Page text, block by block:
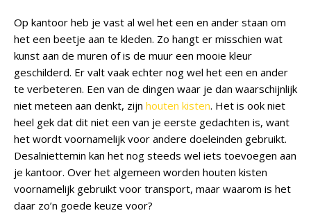
Op kantoor heb je vast al wel het een en ander staan om
het een beetje aan te kleden. Zo hangt er misschien wat
kunst aan de muren of is de muur een mooie kleur
geschilderd. Er valt vaak echter nog wel het een en ander
te verbeteren. Een van de dingen waar je dan waarschijnlijk
niet meteen aan denkt, zijn houten kisten. Het is ook niet
heel gek dat dit niet een van je eerste gedachten is, want
het wordt voornamelijk voor andere doeleinden gebruikt.
Desalniettemin kan het nog steeds wel iets toevoegen aan
je kantoor. Over het algemeen worden houten kisten
voornamelijk gebruikt voor transport, maar waarom is het
daar zo’n goede keuze voor?